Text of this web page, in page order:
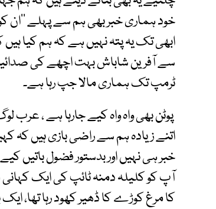
خود ہماری خبر بھی ہم سے پہلے ’’ان
ابھی تک یہ پتہ نہیں ہے کہ ہم کیا
سے آفرین شاباش بہت اچھے کی
ٹرمپ تک ہماری مالا جپ رہا ہے۔
پوٹن بھی واہ واہ کیے جارہا ہے ، عرب
اتنے زیادہ ہم سے راضی بازی ہیں کہ
خبر ہی نہیں اور بدستور فضول باتیں
آپ کو کلیلہ دمنہ ٹائپ کی ایک کہانی
کا مرغ کوڑے کا ڈھیر کھود رہا تھا، ایک